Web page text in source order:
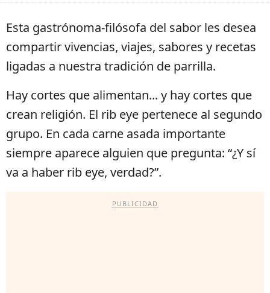
Esta gastrónoma-filósofa del sabor les desea
compartir vivencias, viajes, sabores y recetas
ligadas a nuestra tradición de parrilla.
Hay cortes que alimentan... y hay cortes que
crean religión. El rib eye pertenece al segundo
grupo. En cada carne asada importante
siempre aparece alguien que pregunta: “¿Y sí
va a haber rib eye, verdad?”.
PUBLICIDAD